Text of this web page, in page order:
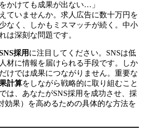
かけても成果が出ない…」
ていませんか。求人広告に数十万円を
なく、しかもミスマッチが続く。中小
は深刻な問題です。
採用 に注目してください。SNSは低
材に情報を届けられる手段です。しか
けでは成果につながりません。重要な
計算をしながら戦略的に取り組むこと
は、あなたがSNS採用を成功させ、採
効果）を高めるための具体的な方法を